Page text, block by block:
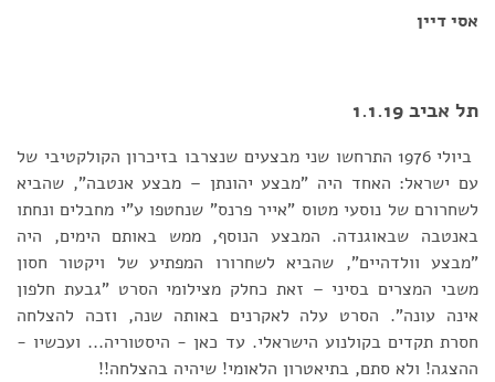
אסי דיין
תל אביב 1.1.19
ביולי 1976 התרחשו שני מבצעים שנצרבו בזיכרון הקולקטיבי של
עם ישראל: האחד היה "מבצע יהונתן – מבצע אנטבה", שהביא
לשחרורם של נוסעי מטוס "אייר פרנס" שנחטפו ע"י מחבלים ונחתו
באנטבה שבאוגנדה. המבצע הנוסף, ממש באותם הימים, היה
"מבצע וולדהיים", שהביא לשחרורו המפתיע של ויקטור חסון
משבי המצרים בסיני – זאת כחלק מצילומי הסרט "גבעת חלפון
אינה עונה". הסרט עלה לאקרנים באותה שנה, וזכה להצלחה
חסרת תקדים בקולנוע הישראלי. עד כאן - היסטוריה... ועכשיו -
ההצגה! ולא סתם, בתיאטרון הלאומי! שיהיה בהצלחה!!